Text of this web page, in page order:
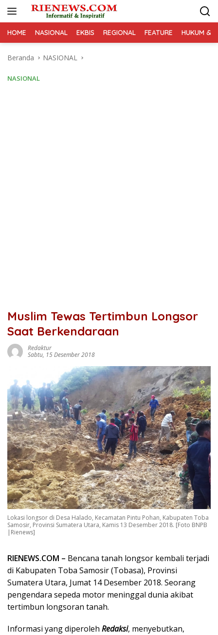
HOME NASIONAL EKBIS REGIONAL FEATURE HUKUM &
Beranda NASIONAL
NASIONAL
Muslim Tewas Tertimbun Longsor
Saat Berkendaraan
Redaktur
Sabtu, 15 Desember 2018
Lokasi longsor di Desa Halado, Kecamatan Pintu Pohan, Kabupaten Toba
Samosir, Provinsi Sumatera Utara, Kamis 13 Desember 2018. [Foto BNPB
|Rienews]
RIENEWS.COM – Bencana tanah longsor kembali terjadi
di Kabupaten Toba Samosir (Tobasa), Provinsi
Sumatera Utara, Jumat 14 Desember 2018. Seorang
pengendara sepeda motor meninggal dunia akibat
tertimbun longsoran tanah.
Informasi yang diperoleh Redaksi, menyebutkan,